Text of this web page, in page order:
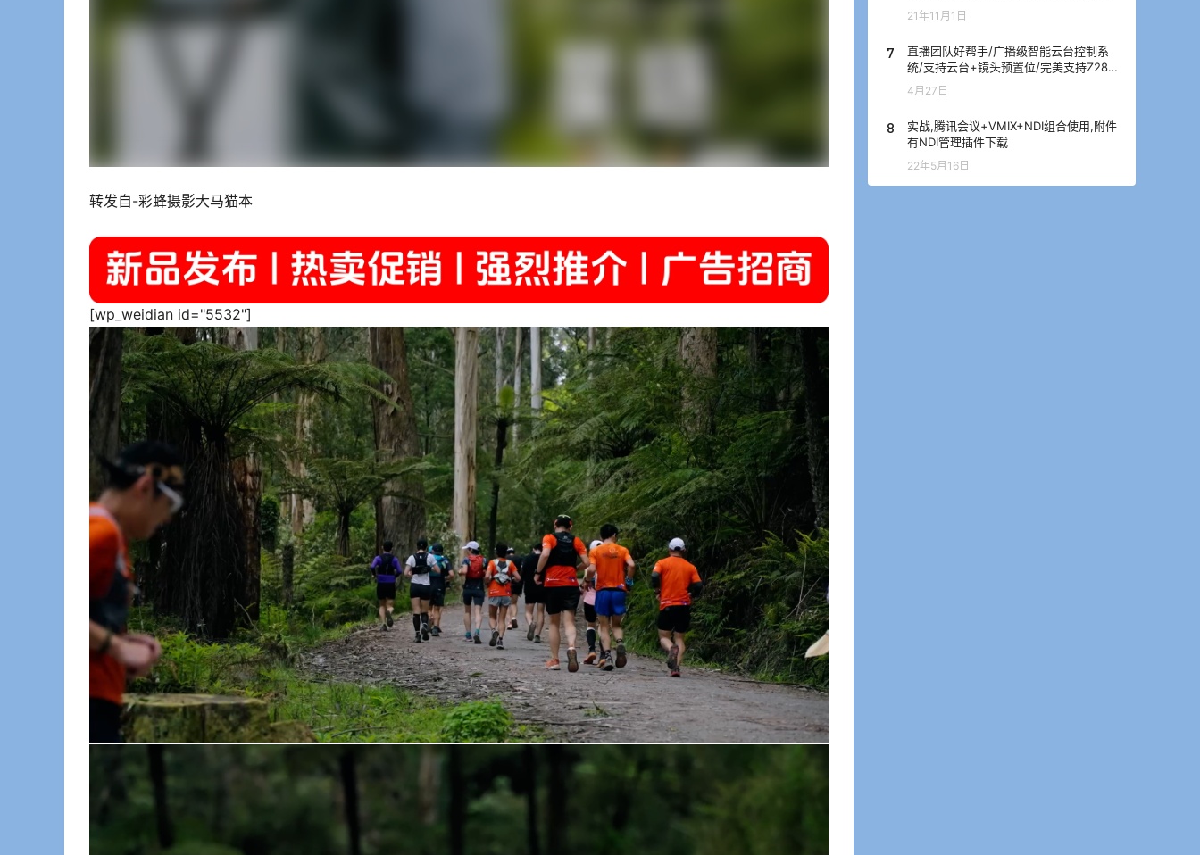
转发自-彩蜂摄影大马猫本
[wp_weidian id="5532"]
决方案
21年11月1日
7
直播团队好帮手/广播级智能云台控制系
统/支持云台+镜头预置位/完美支持Z280
摄像机/优秀的遥控手感,顺滑流畅
4月27日
8
实战,腾讯会议+VMIX+NDI组合使用,附件
有NDI管理插件下载
22年5月16日